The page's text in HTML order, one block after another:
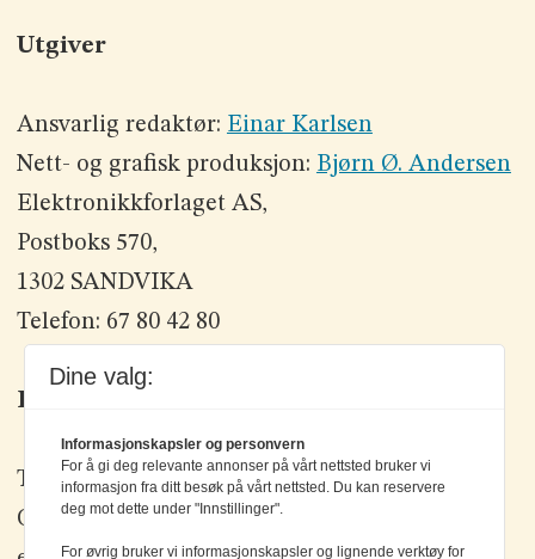
Utgiver
Ansvarlig redaktør: Einar Karlsen
Nett- og grafisk produksjon: Bjørn Ø. Andersen
Elektronikkforlaget AS,
Postboks 570,
1302 SANDVIKA
Telefon: 67 80 42 80
Kontakt oss
Tlf: +47 67 80 42 80
Olav Brunborgs vei 6, 1396 Billingstad
Dine valg:
Informasjonskapsler og personvern
For å gi deg relevante annonser på vårt nettsted bruker vi
informasjon fra ditt besøk på vårt nettsted. Du kan reservere
deg mot dette under "Innstillinger".
For øvrig bruker vi informasjonskapsler og lignende verktøy for